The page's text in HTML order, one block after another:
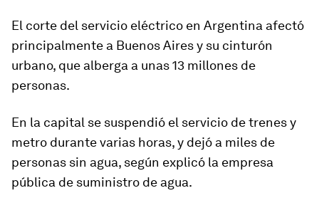
El corte del servicio eléctrico en Argentina afectó
principalmente a Buenos Aires y su cinturón
urbano, que alberga a unas 13 millones de
personas.
En la capital se suspendió el servicio de trenes y
metro durante varias horas, y dejó a miles de
personas sin agua, según explicó la empresa
pública de suministro de agua.